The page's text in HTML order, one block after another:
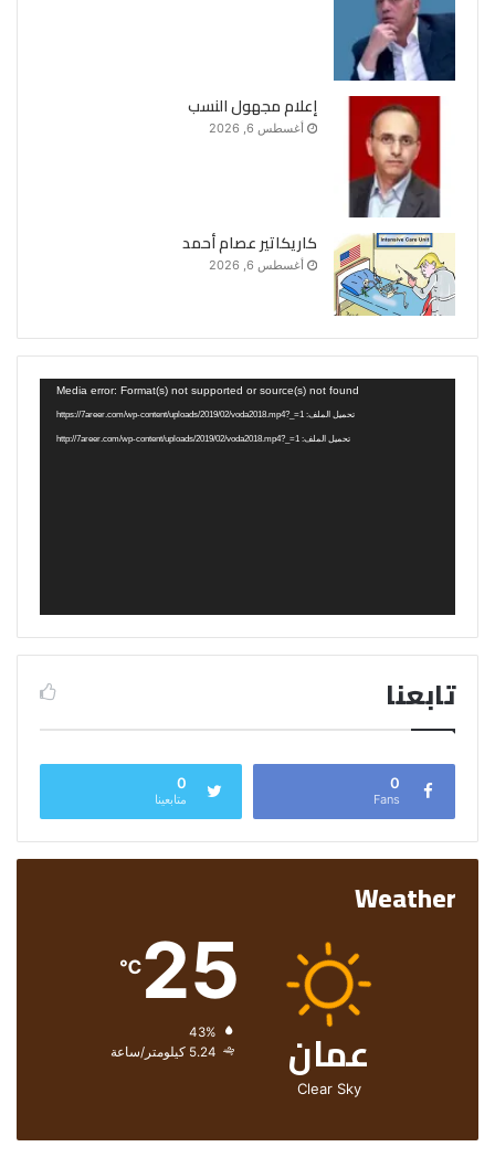
إعلام مجهول النسب
أغسطس 6, 2026
كاريكاتير عصام أحمد
أغسطس 6, 2026
Media error: Format(s) not supported or source(s) not found
تحميل الملف: https://7areer.com/wp-content/uploads/2019/02/voda2018.mp4?_=1
تحميل الملف: http://7areer.com/wp-content/uploads/2019/02/voda2018.mp4?_=1
تابعنا
0
Fans
0
متابعينا
Weather
عمان
Clear Sky
25
℃
الرطوبة:
الرياح: